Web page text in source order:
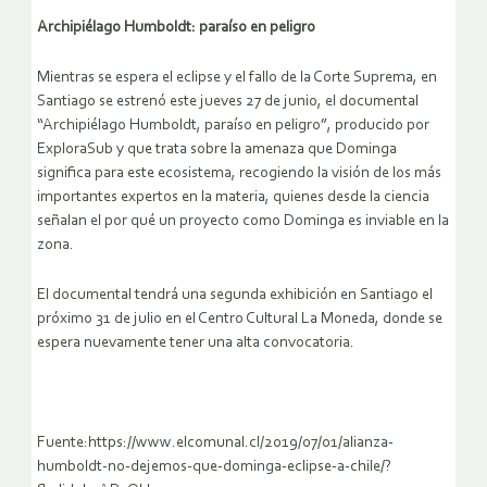
Archipiélago Humboldt: paraíso en peligro
Mientras se espera el eclipse y el fallo de la Corte Suprema, en
Santiago se estrenó este jueves 27 de junio, el documental
“Archipiélago Humboldt, paraíso en peligro”, producido por
ExploraSub y que trata sobre la amenaza que Dominga
significa para este ecosistema, recogiendo la visión de los más
importantes expertos en la materia, quienes desde la ciencia
señalan el por qué un proyecto como Dominga es inviable en la
zona.
El documental tendrá una segunda exhibición en Santiago el
próximo 31 de julio en el Centro Cultural La Moneda, donde se
espera nuevamente tener una alta convocatoria.
Fuente:https://www.elcomunal.cl/2019/07/01/alianza-
humboldt-no-dejemos-que-dominga-eclipse-a-chile/?